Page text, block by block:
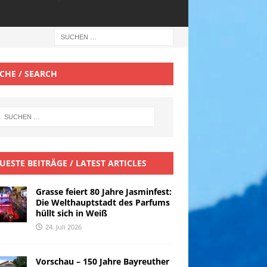
/ SEARCH
BEITRÄGE / LATEST ARTICLES
Grasse feiert 80 Jahre Jasminfest:
Die Welthauptstadt des Parfums
hüllt sich in Weiß
24. Juli 2026
Vorschau – 150 Jahre Bayreuther